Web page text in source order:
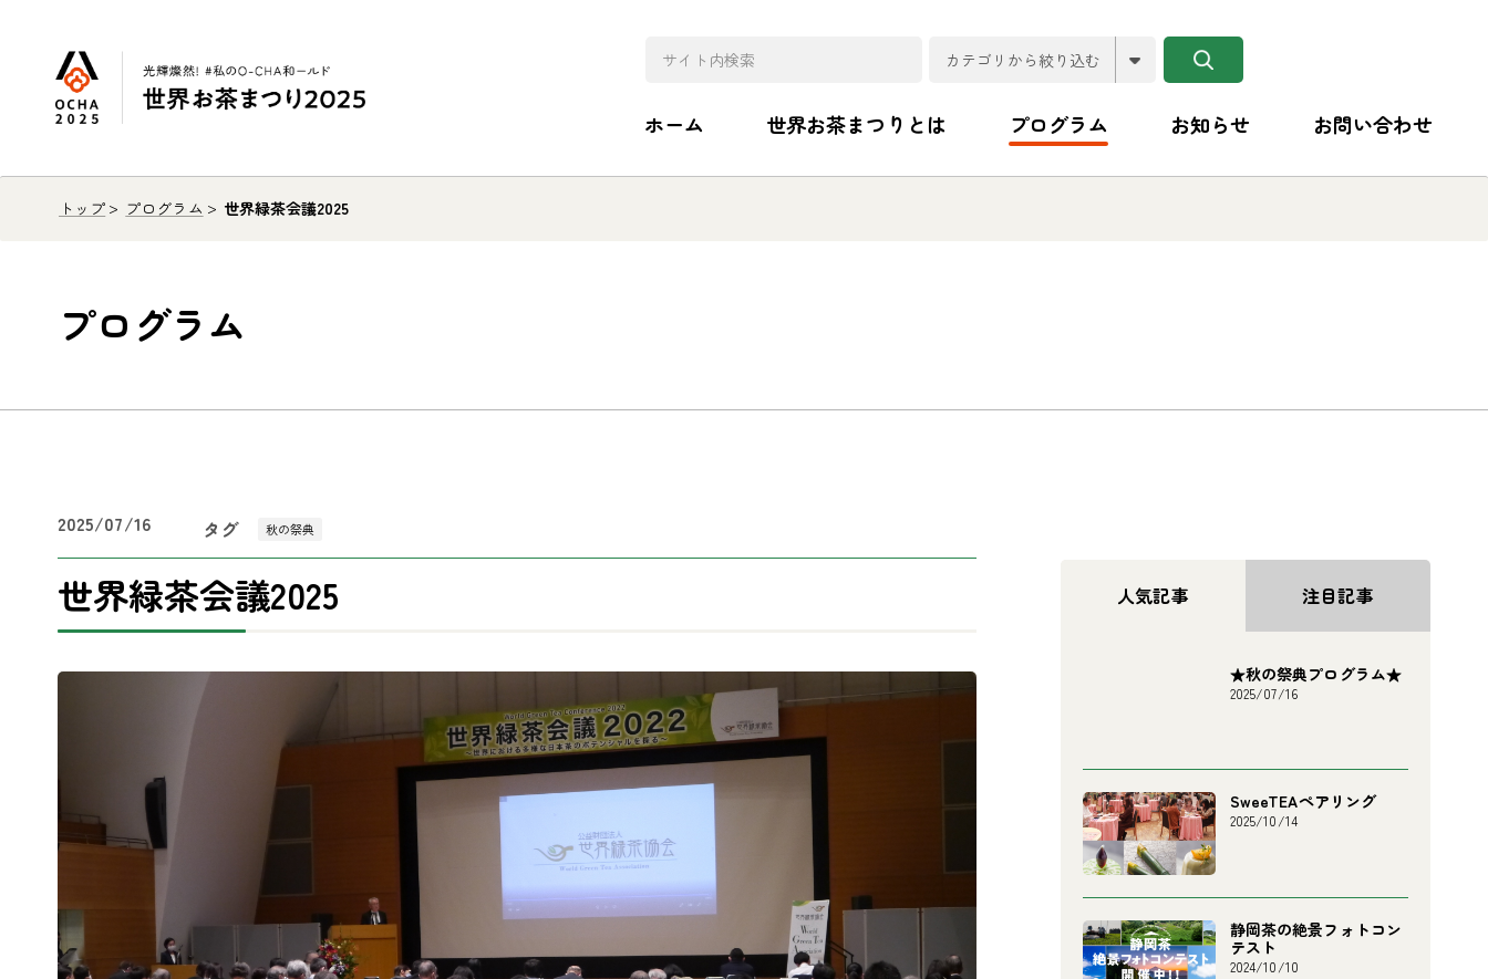
ホーム 世界お茶まつりとは プログラム お知らせ お問い合わせ
トップ プログラム 世界緑茶会議2025
プログラム
2025/07/16 タグ 秋の祭典
世界緑茶会議2025 人気記事 注目記事
★秋の祭典プログラム★
2025/07/16
SweeTEAペアリング
2025/10/14
静岡茶の絶景フォトコン
テスト
2024/10/10